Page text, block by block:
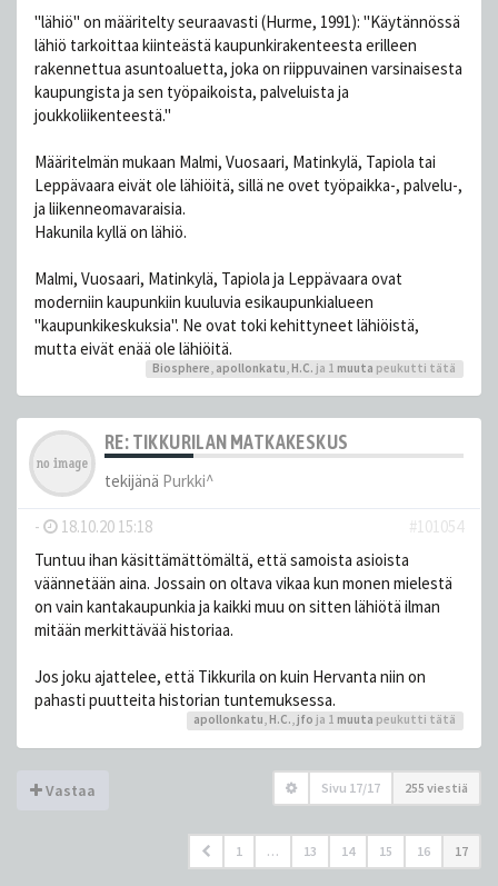
"lähiö" on määritelty seuraavasti (Hurme, 1991): "Käytännössä
lähiö tarkoittaa kiinteästä kaupunkirakenteesta erilleen
rakennettua asuntoaluetta, joka on riippuvainen varsinaisesta
kaupungista ja sen työpaikoista, palveluista ja
joukkoliikenteestä."
Määritelmän mukaan Malmi, Vuosaari, Matinkylä, Tapiola tai
Leppävaara eivät ole lähiöitä, sillä ne ovet työpaikka-, palvelu-,
ja liikenneomavaraisia.
Hakunila kyllä on lähiö.
Malmi, Vuosaari, Matinkylä, Tapiola ja Leppävaara ovat
moderniin kaupunkiin kuuluvia esikaupunkialueen
"kaupunkikeskuksia". Ne ovat toki kehittyneet lähiöistä,
mutta eivät enää ole lähiöitä.
Biosphere, apollonkatu, H.C. ja 1 muuta peukutti tätä
RE: TIKKURILAN MATKAKESKUS
tekijänä Purkki^
- 18.10.20 15:18
#101054
Tuntuu ihan käsittämättömältä, että samoista asioista
väännetään aina. Jossain on oltava vikaa kun monen mielestä
on vain kantakaupunkia ja kaikki muu on sitten lähiötä ilman
mitään merkittävää historiaa.
Jos joku ajattelee, että Tikkurila on kuin Hervanta niin on
pahasti puutteita historian tuntemuksessa.
apollonkatu, H.C., jfo ja 1 muuta peukutti tätä
Vastaa Sivu 17/17 255 viestiä
1 … 13 14 15 16 17